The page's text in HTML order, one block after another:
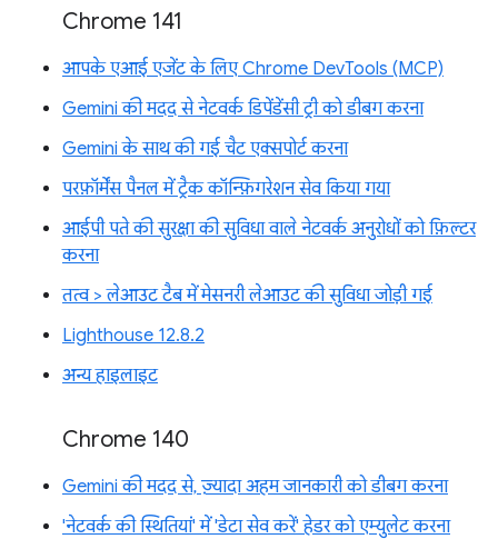
Chrome 141
आपके एआई एजेंट के लिए Chrome DevTools (MCP)
Gemini की मदद से नेटवर्क डिपेंडेंसी ट्री को डीबग करना
Gemini के साथ की गई चैट एक्सपोर्ट करना
परफ़ॉर्मेंस पैनल में ट्रैक कॉन्फ़िगरेशन सेव किया गया
आईपी पते की सुरक्षा की सुविधा वाले नेटवर्क अनुरोधों को फ़िल्टर
करना
तत्व > लेआउट टैब में मेसनरी लेआउट की सुविधा जोड़ी गई
Lighthouse 12.8.2
अन्य हाइलाइट
Chrome 140
Gemini की मदद से, ज़्यादा अहम जानकारी को डीबग करना
'नेटवर्क की स्थितियां' में 'डेटा सेव करें' हेडर को एम्युलेट करना